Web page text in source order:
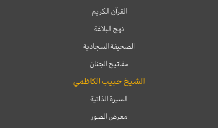
القرآن الكريم
نهج البلاغة
الصحيفة السجادية
مفاتيح الجنان
الشيخ حبيب الكاظمي
السيرة الذاتية
معرض الصور